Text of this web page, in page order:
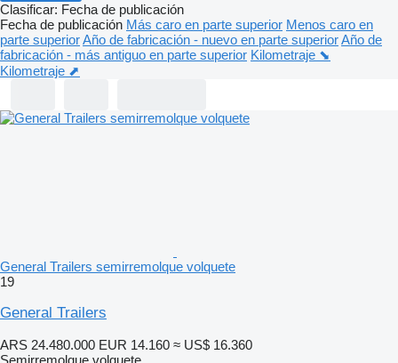
Clasificar: Fecha de publicación
Fecha de publicación Más caro en parte superior Menos caro en
parte superiorAño de fabricación - nuevo en parte superiorAño de
fabricación - más antiguo en parte superior Kilometraje ⬊
Kilometraje ⬈
General Trailers semirremolque volquete
19
General Trailers
ARS 24.480.000 EUR 14.160 ≈ US$ 16.360
Semirremolque volquete